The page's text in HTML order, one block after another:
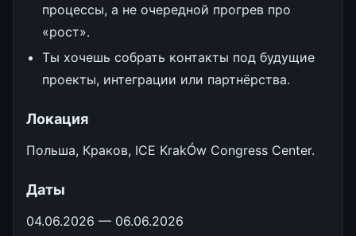
процессы, а не очередной прогрев про
«рост».
Ты хочешь собрать контакты под будущие
проекты, интеграции или партнёрства.
Локация
Польша, Краков, ICE KrakÓw Congress Center.
Даты
04.06.2026 — 06.06.2026